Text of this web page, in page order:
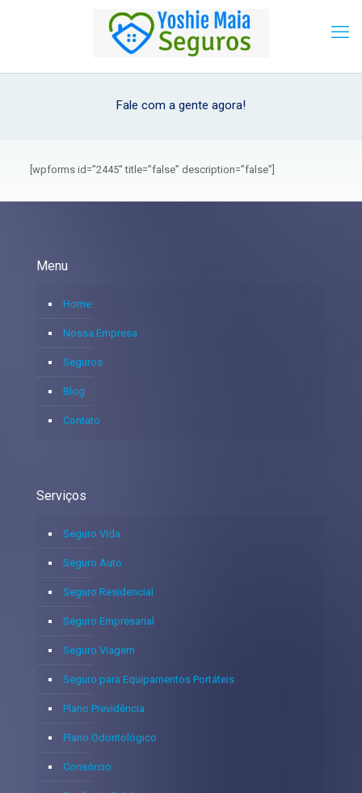
Fale com a gente agora!
[wpforms id=”2445″ title=”false” description=”false”]
Menu
Home
Nossa Empresa
Seguros
Blog
Contato
Serviços
Seguro Vida
Seguro Auto
Seguro Residencial
Seguro Empresarial
Seguro Viagem
Seguro para Equipamentos Portáteis
Plano Previdência
Plano Odontológico
Consórcio